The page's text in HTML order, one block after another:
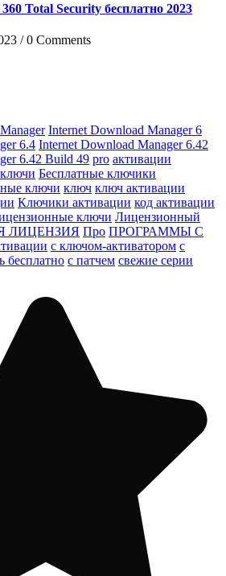
Total Security бесплатно 2023
/0 Comments
Internet Download Manager 6
6.4 Internet Download Manager 6.42
6.42 Build 49 pro активации
Бесплатные ключики
ключи ключ ключ активации
Ключики активации код активации
ключи Лицензионный
ЛИЦЕНЗИЯ Про ПРОГРАММЫ С
с ключом-активатором с
бесплатно с патчем свежие серии